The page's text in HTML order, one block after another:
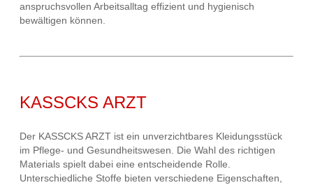
anspruchsvollen Arbeitsalltag effizient und hygienisch
bewältigen können.
KASSCKS ARZT
Der KASSCKS ARZT ist ein unverzichtbares Kleidungsstück
im Pflege- und Gesundheitswesen. Die Wahl des richtigen
Materials spielt dabei eine entscheidende Rolle.
Unterschiedliche Stoffe bieten verschiedene Eigenschaften,